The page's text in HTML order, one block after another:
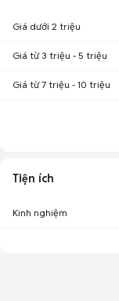
Giá dưới 2 triệu
Giá từ 3 triệu - 5 triệu
Giá từ 7 triệu - 10 triệu
Tiện ích
Kinh nghiệm